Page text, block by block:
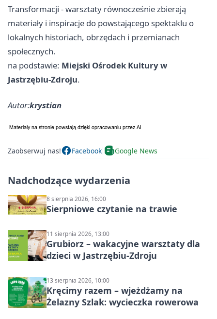
Transformacji - warsztaty równocześnie zbierają
materiały i inspiracje do powstającego spektaklu o
lokalnych historiach, obrzędach i przemianach
społecznych.
na podstawie: Miejski Ośrodek Kultury w
Jastrzębiu-Zdroju.
Autor:krystian
Zaobserwuj nas! Facebook Google News
Nadchodzące wydarzenia
8 sierpnia 2026, 16:00
Sierpniowe czytanie na trawie
11 sierpnia 2026, 13:00
Grubiorz – wakacyjne warsztaty dla
dzieci w Jastrzębiu-Zdroju
13 sierpnia 2026, 10:00
Kręcimy razem – wjeżdżamy na
Żelazny Szlak: wycieczka rowerowa